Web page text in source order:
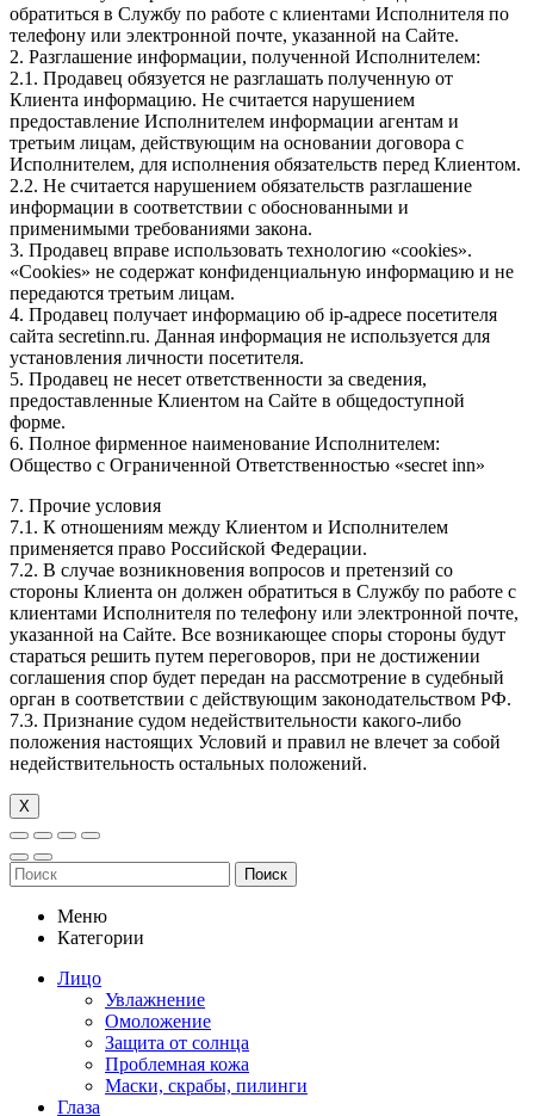
обратиться в Службу по работе с клиентами Исполнителя по
телефону или электронной почте, указанной на Сайте.
2. Разглашение информации, полученной Исполнителем:
2.1. Продавец обязуется не разглашать полученную от
Клиента информацию. Не считается нарушением
предоставление Исполнителем информации агентам и
третьим лицам, действующим на основании договора с
Исполнителем, для исполнения обязательств перед Клиентом.
2.2. Не считается нарушением обязательств разглашение
информации в соответствии с обоснованными и
применимыми требованиями закона.
3. Продавец вправе использовать технологию «cookies».
«Cookies» не содержат конфиденциальную информацию и не
передаются третьим лицам.
4. Продавец получает информацию об ip-адресе посетителя
сайта secretinn.ru. Данная информация не используется для
установления личности посетителя.
5. Продавец не несет ответственности за сведения,
предоставленные Клиентом на Сайте в общедоступной
форме.
6. Полное фирменное наименование Исполнителем:
Общество с Ограниченной Ответственностью «secret inn»
7. Прочие условия
7.1. К отношениям между Клиентом и Исполнителем
применяется право Российской Федерации.
7.2. В случае возникновения вопросов и претензий со
стороны Клиента он должен обратиться в Службу по работе с
клиентами Исполнителя по телефону или электронной почте,
указанной на Сайте. Все возникающее споры стороны будут
стараться решить путем переговоров, при не достижении
соглашения спор будет передан на рассмотрение в судебный
орган в соответствии с действующим законодательством РФ.
7.3. Признание судом недействительности какого-либо
положения настоящих Условий и правил не влечет за собой
недействительность остальных положений.
Х
Поиск
Меню
Категории
Лицо
Увлажнение
Омоложение
Защита от солнца
Проблемная кожа
Маски, скрабы, пилинги
Глаза